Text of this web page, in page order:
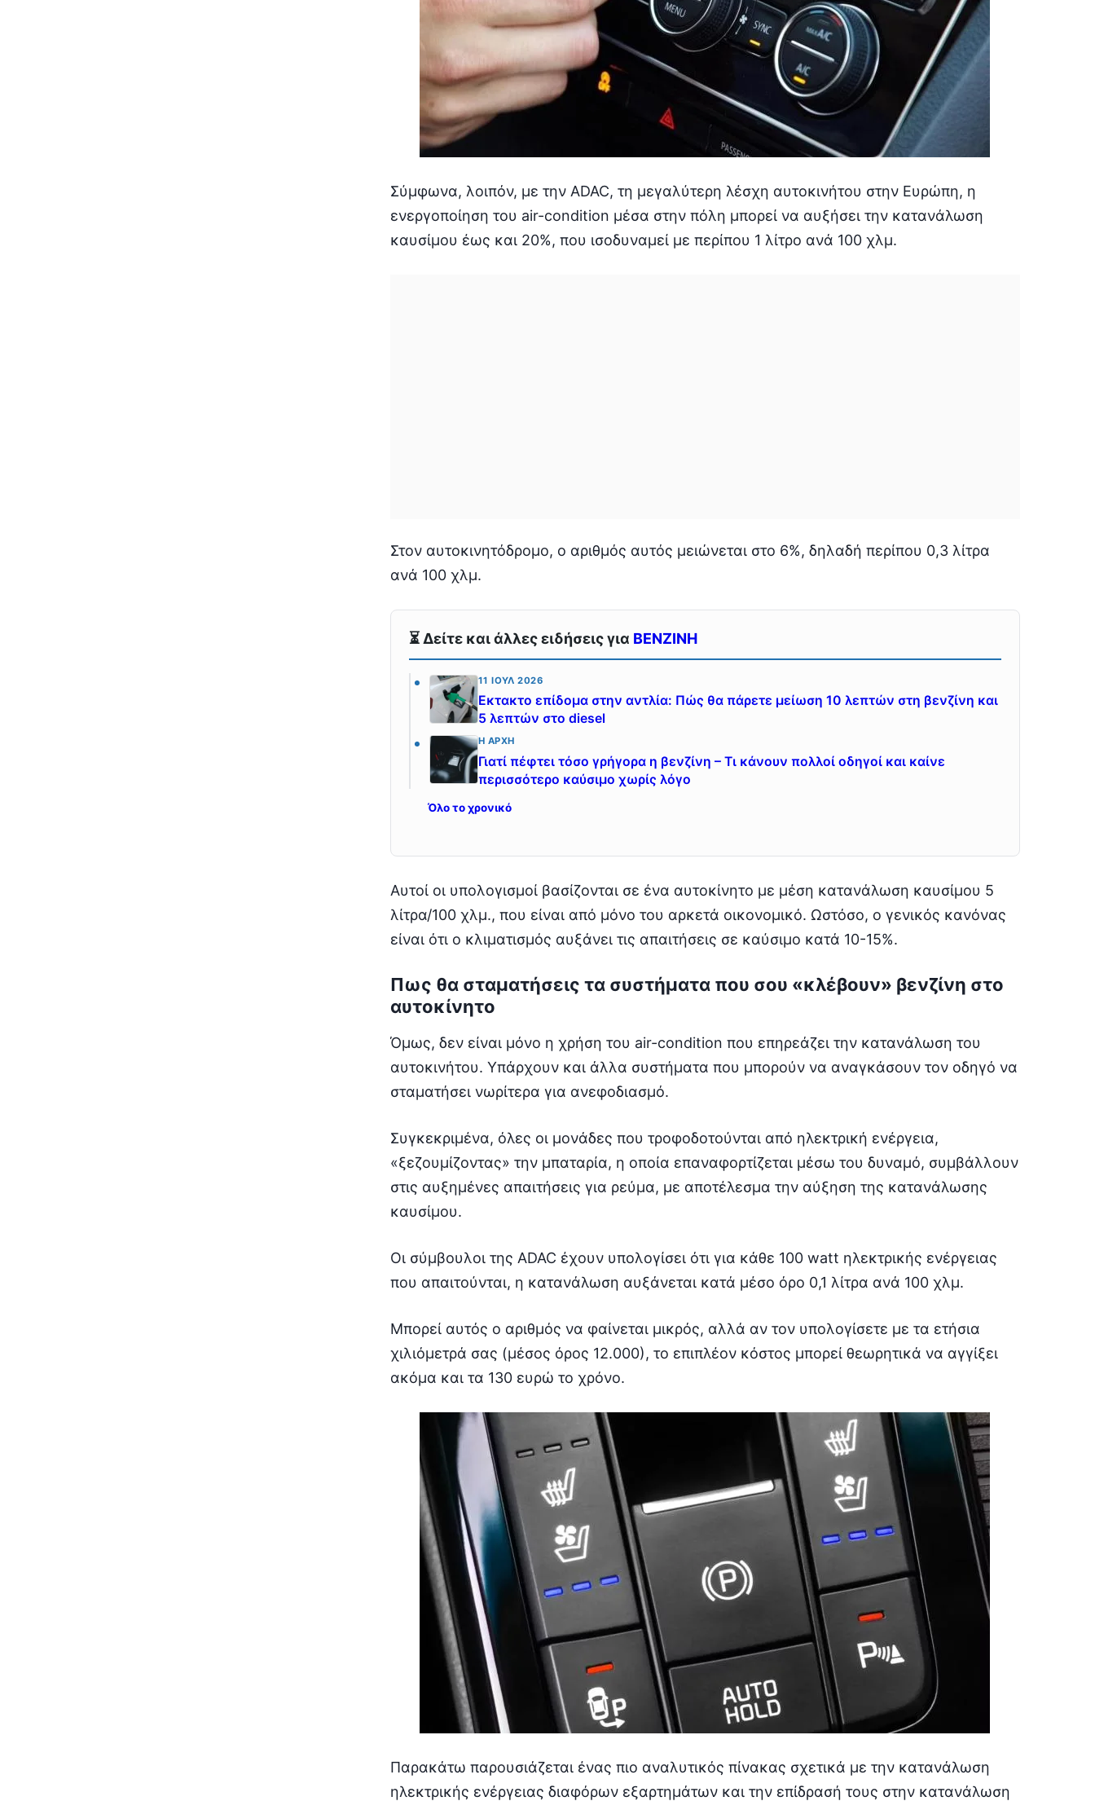
Σύμφωνα, λοιπόν, με την ADAC, τη μεγαλύτερη λέσχη αυτοκινήτου στην Ευρώπη, η
ενεργοποίηση του air-condition μέσα στην πόλη μπορεί να αυξήσει την κατανάλωση
καυσίμου έως και 20%, που ισοδυναμεί με περίπου 1 λίτρο ανά 100 χλμ.
Στον αυτοκινητόδρομο, ο αριθμός αυτός μειώνεται στο 6%, δηλαδή περίπου 0,3 λίτρα
ανά 100 χλμ.
⏳ Δείτε και άλλες ειδήσεις για ΒΕΝΖΙΝΗ
11 ΙΟΎΛ 2026
Εκτακτο επίδομα στην αντλία: Πώς θα πάρετε μείωση 10 λεπτών στη βενζίνη και
5 λεπτών στο diesel
Η ΑΡΧΉ
Γιατί πέφτει τόσο γρήγορα η βενζίνη – Τι κάνουν πολλοί οδηγοί και καίνε
περισσότερο καύσιμο χωρίς λόγο
Όλο το χρονικό
Αυτοί οι υπολογισμοί βασίζονται σε ένα αυτοκίνητο με μέση κατανάλωση καυσίμου 5
λίτρα/100 χλμ., που είναι από μόνο του αρκετά οικονομικό. Ωστόσο, ο γενικός κανόνας
είναι ότι ο κλιματισμός αυξάνει τις απαιτήσεις σε καύσιμο κατά 10-15%.
Πως θα σταματήσεις τα συστήματα που σου «κλέβουν» βενζίνη στο
αυτοκίνητο
Όμως, δεν είναι μόνο η χρήση του air-condition που επηρεάζει την κατανάλωση του
αυτοκινήτου. Υπάρχουν και άλλα συστήματα που μπορούν να αναγκάσουν τον οδηγό να
σταματήσει νωρίτερα για ανεφοδιασμό.
Συγκεκριμένα, όλες οι μονάδες που τροφοδοτούνται από ηλεκτρική ενέργεια,
«ξεζουμίζοντας» την μπαταρία, η οποία επαναφορτίζεται μέσω του δυναμό, συμβάλλουν
στις αυξημένες απαιτήσεις για ρεύμα, με αποτέλεσμα την αύξηση της κατανάλωσης
καυσίμου.
Οι σύμβουλοι της ADAC έχουν υπολογίσει ότι για κάθε 100 watt ηλεκτρικής ενέργειας
που απαιτούνται, η κατανάλωση αυξάνεται κατά μέσο όρο 0,1 λίτρα ανά 100 χλμ.
Μπορεί αυτός ο αριθμός να φαίνεται μικρός, αλλά αν τον υπολογίσετε με τα ετήσια
χιλιόμετρά σας (μέσος όρος 12.000), το επιπλέον κόστος μπορεί θεωρητικά να αγγίξει
ακόμα και τα 130 ευρώ το χρόνο.
Παρακάτω παρουσιάζεται ένας πιο αναλυτικός πίνακας σχετικά με την κατανάλωση
ηλεκτρικής ενέργειας διαφόρων εξαρτημάτων και την επίδρασή τους στην κατανάλωση